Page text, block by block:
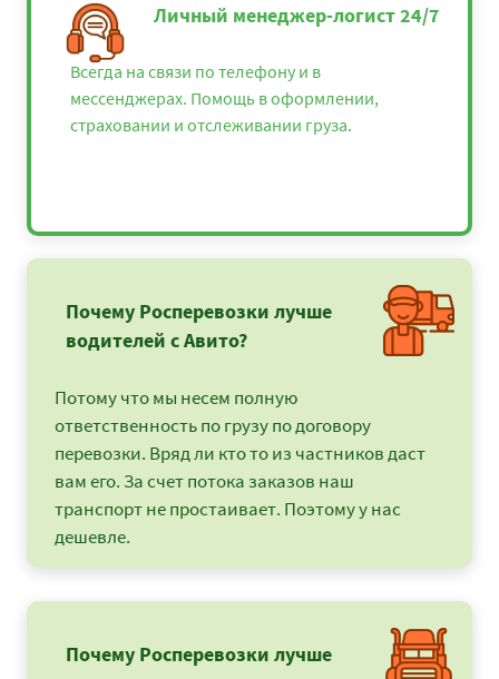
Личный менеджер-логист 24/7
Всегда на связи по телефону и в
мессенджерах. Помощь в оформлении,
страховании и отслеживании груза.
Почему Росперевозки лучше
водителей с Авито?
Потому что мы несем полную
ответственность по грузу по договору
перевозки. Вряд ли кто то из частников даст
вам его. За счет потока заказов наш
транспорт не простаивает. Поэтому у нас
дешевле.
Почему Росперевозки лучше